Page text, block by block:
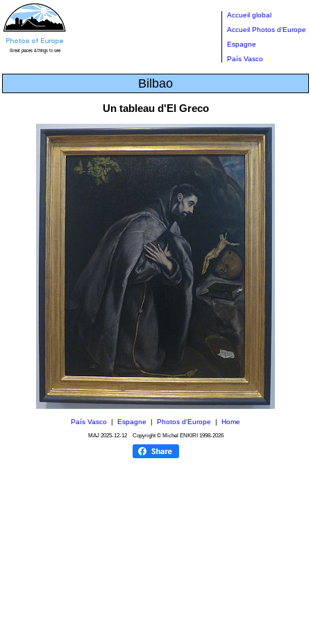
Accueil global
Accueil Photos d'Europe
Espagne
País Vasco
Bilbao
Un tableau d'El Greco
País Vasco Espagne Photos d'Europe Home
MAJ 2025-12-12Copyright © Michel ENKIRI 1998-2026